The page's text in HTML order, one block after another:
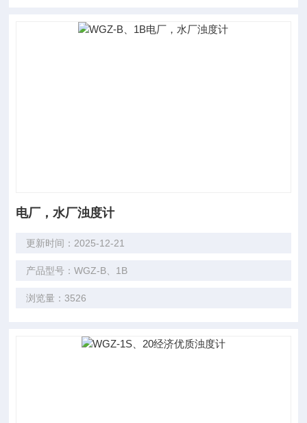
电厂，水厂浊度计
更新时间：2025-12-21
产品型号：WGZ-B、1B
浏览量：3526